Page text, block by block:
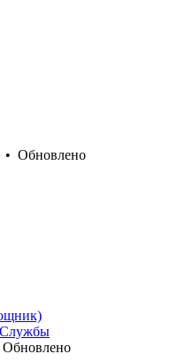
• Обновлено
Службы
Обновлено